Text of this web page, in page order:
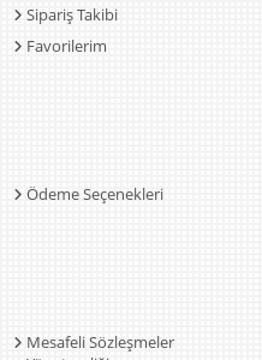
Sipariş Takibi
Favorilerim
Ödeme Seçenekleri
Mesafeli Sözleşmeler